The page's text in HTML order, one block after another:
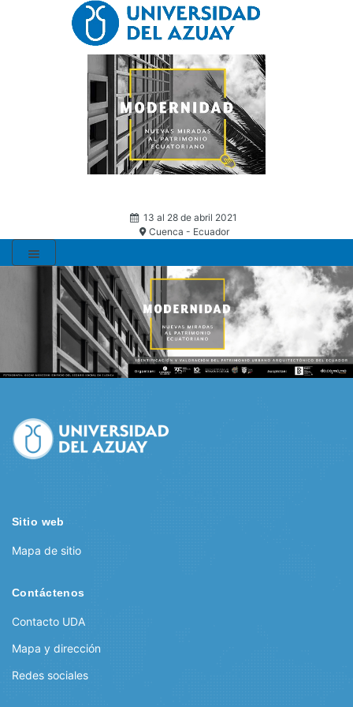
13 al 28 de abril 2021
Cuenca - Ecuador
Sitio web
Mapa de sitio
Contáctenos
Contacto UDA
Mapa y dirección
Redes sociales